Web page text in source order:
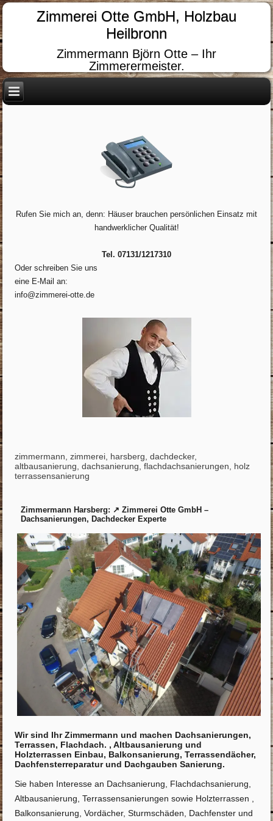
Zimmerei Otte GmbH, Holzbau
Heilbronn
Zimmermann Björn Otte – Ihr
Zimmerermeister.
Rufen Sie mich an, denn: Häuser brauchen persönlichen Einsatz mit
handwerklicher Qualität!
Tel. 07131/1217310
Oder schreiben Sie uns
eine E-Mail an:
info@zimmerei-otte.de
zimmermann, zimmerei, harsberg, dachdecker,
altbausanierung, dachsanierung, flachdachsanierungen, holz
terrassensanierung
Zimmermann Harsberg: ↗️ Zimmerei Otte GmbH –
Dachsanierungen, Dachdecker Experte
Wir sind Ihr Zimmermann und machen Dachsanierungen,
Terrassen, Flachdach. , Altbausanierung und
Holzterrassen Einbau, Balkonsanierung, Terrassendächer,
Dachfensterreparatur und Dachgauben Sanierung.
Sie haben Interesse an Dachsanierung, Flachdachsanierung,
Altbausanierung, Terrassensanierungen sowie Holzterrassen ,
Balkonsanierung, Vordächer, Sturmschäden, Dachfenster und